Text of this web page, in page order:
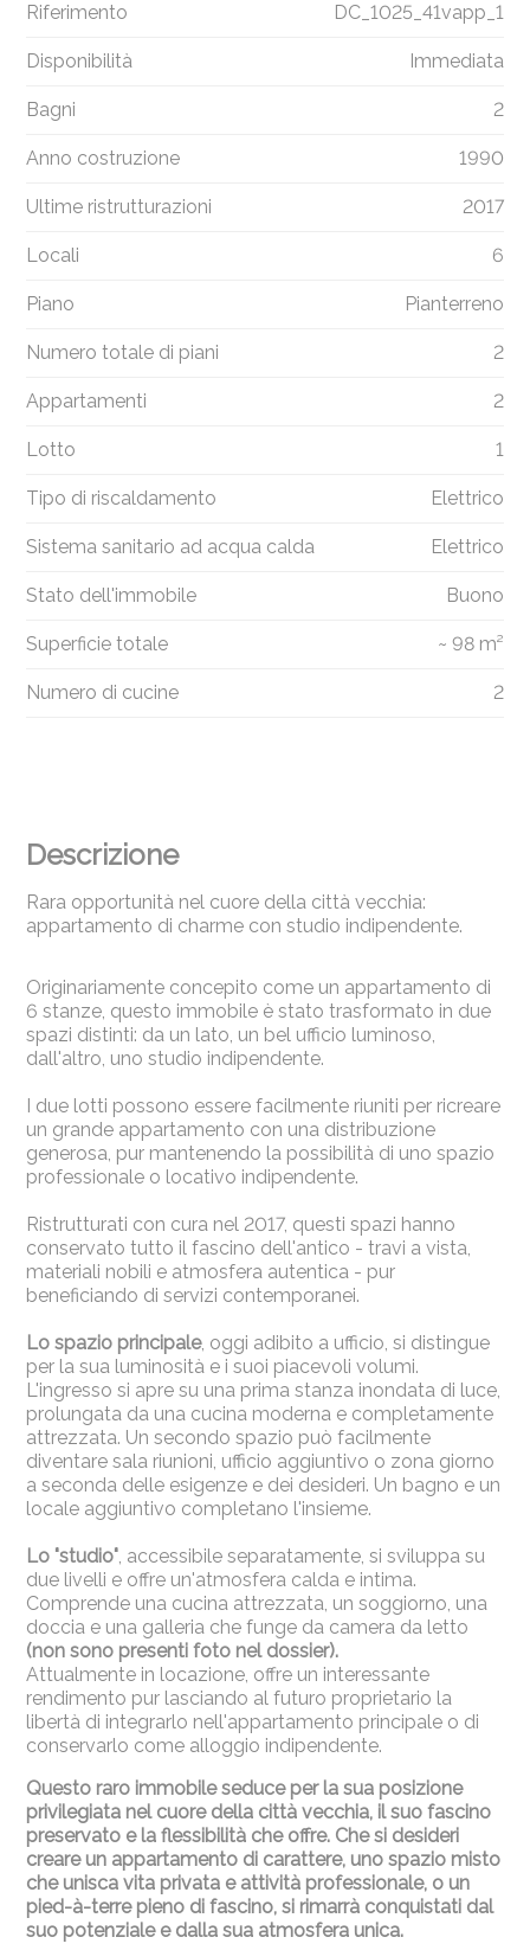
Descrizione
Rara opportunità nel cuore della città vecchia:
appartamento di charme con studio indipendente.
Originariamente concepito come un appartamento di
6 stanze, questo immobile è stato trasformato in due
spazi distinti: da un lato, un bel ufficio luminoso,
dall'altro, uno studio indipendente.
I due lotti possono essere facilmente riuniti per ricreare
un grande appartamento con una distribuzione
generosa, pur mantenendo la possibilità di uno spazio
professionale o locativo indipendente.
Ristrutturati con cura nel 2017, questi spazi hanno
conservato tutto il fascino dell'antico - travi a vista,
materiali nobili e atmosfera autentica - pur
beneficiando di servizi contemporanei.
Lo spazio principale, oggi adibito a ufficio, si distingue
per la sua luminosità e i suoi piacevoli volumi.
L'ingresso si apre su una prima stanza inondata di luce,
prolungata da una cucina moderna e completamente
attrezzata. Un secondo spazio può facilmente
diventare sala riunioni, ufficio aggiuntivo o zona giorno
a seconda delle esigenze e dei desideri. Un bagno e un
locale aggiuntivo completano l'insieme.
Lo "studio", accessibile separatamente, si sviluppa su
due livelli e offre un'atmosfera calda e intima.
Comprende una cucina attrezzata, un soggiorno, una
doccia e una galleria che funge da camera da letto
(non sono presenti foto nel dossier).
Attualmente in locazione, offre un interessante
rendimento pur lasciando al futuro proprietario la
libertà di integrarlo nell'appartamento principale o di
conservarlo come alloggio indipendente.
Questo raro immobile seduce per la sua posizione
privilegiata nel cuore della città vecchia, il suo fascino
preservato e la flessibilità che offre. Che si desideri
creare un appartamento di carattere, uno spazio misto
che unisca vita privata e attività professionale, o un
pied-à-terre pieno di fascino, si rimarrà conquistati dal
suo potenziale e dalla sua atmosfera unica.
Riferimento DC_1025_41vapp_1
Disponibilità Immediata
Bagni 2
Anno costruzione 1990
Ultime ristrutturazioni 2017
Locali 6
Piano Pianterreno
Numero totale di piani 2
Appartamenti 2
Lotto 1
Tipo di riscaldamento Elettrico
Sistema sanitario ad acqua calda Elettrico
Stato dell'immobile Buono
Superficie totale ~ 98 m²
Numero di cucine 2